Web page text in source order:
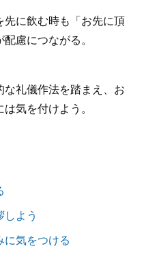
先に飲む時も「お先に頂
慮につながる。
礼儀作法を踏まえ、お
気を付けよう。
よう
気をつける